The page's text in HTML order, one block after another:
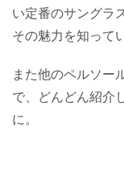
い定番のサングラ
その魅力を知って
また他のペルソー
で、どんどん紹介
に。